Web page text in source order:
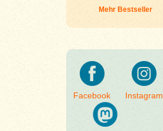
Mehr Bestseller
Facebook Instagram